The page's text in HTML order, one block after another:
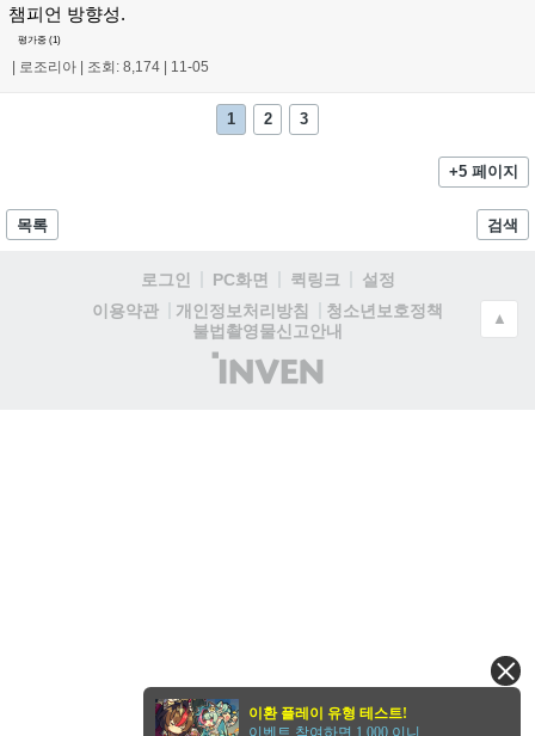
챔피언 방향성.
평가중 (1)
| 로조리아 | 조회: 8,174 | 11-05
1 2 3
+5 페이지
목록 검색
로그인 PC화면 퀵링크
설정
이용약관
개인정보처리방침
청소년보호정책
불법촬영물신고안내
(주)
인
▲
이환 플레이 유형 테스트!
이벤트 참여하면 1,000 이니